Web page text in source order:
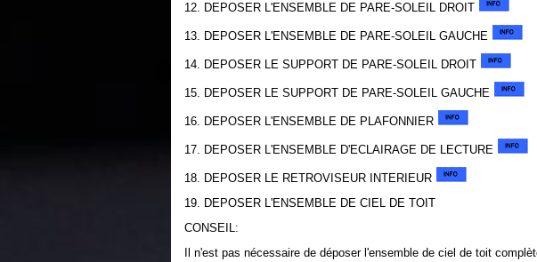
12. DEPOSER L'ENSEMBLE DE PARE-SOLEIL DROIT
13. DEPOSER L'ENSEMBLE DE PARE-SOLEIL GAUCHE
14. DEPOSER LE SUPPORT DE PARE-SOLEIL DROIT
15. DEPOSER LE SUPPORT DE PARE-SOLEIL GAUCHE
16. DEPOSER L'ENSEMBLE DE PLAFONNIER
17. DEPOSER L'ENSEMBLE D'ECLAIRAGE DE LECTURE
18. DEPOSER LE RETROVISEUR INTERIEUR
19. DEPOSER L'ENSEMBLE DE CIEL DE TOIT
CONSEIL:
Il n'est pas nécessaire de déposer l'ensemble de ciel de toit